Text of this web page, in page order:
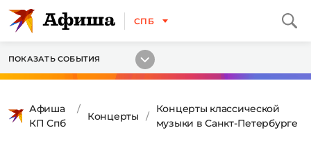
СПБ
ПОКАЗАТЬ СОБЫТИЯ
Афиша
КП Спб
Концерты
Концерты классической
музыки в Санкт-Петербурге